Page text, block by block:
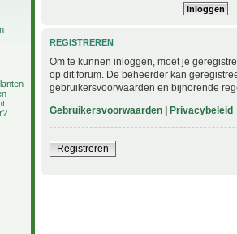
REGISTREREN
Om te kunnen inloggen, moet je
op dit forum. De beheerder kan
gebruikersvoorwaarden en bijhorende
Gebruikersvoorwaarden | Privacybeleid
Registreren